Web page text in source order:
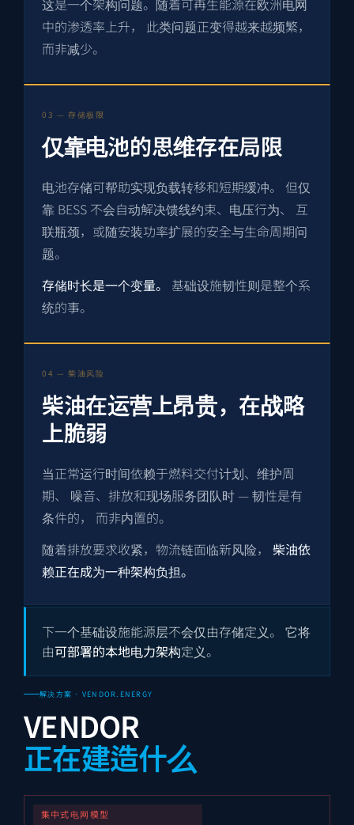
这是一个架构问题。随着可再生能源在欧洲电网
中的渗透率上升， 此类问题正变得越来越频繁，
而非减少。
03 — 存储极限
仅靠电池的思维存在局限
电池存储可帮助实现负载转移和短期缓冲。 但仅
靠 BESS 不会自动解决馈线约束、电压行为、 互
联瓶颈，或随安装功率扩展的安全与生命周期问
题。
存储时长是一个变量。
基础设施韧性则是整个系
统的事。
04 — 柴油风险
柴油在运营上昂贵，在战略
上脆弱
当正常运行时间依赖于燃料交付计划、维护周
期、 噪音、排放和现场服务团队时 — 韧性是有
条件的， 而非内置的。
随着排放要求收紧，物流链面临新风险， 柴油依
赖正在成为一种架构负担。
下一个基础设施能源层不会仅由存储定义。 它将
由可部署的本地电力架构定义。
解决方案 · VENDOR.ENERGY
VENDOR
正在建造什么
集中式电网模型